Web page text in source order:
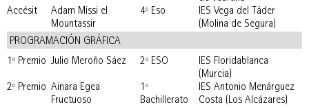
Accésit
Adam Missi el
Mountassir
4º Eso
IES Vega del Táder
(Molina de Segura)
PROGRAMACIÓN GRÁFICA
1º Premio Julio Meroño Sáez 2º ESO
IES Floridablanca
(Murcia)
2º Premio Ainara Egea
Fructuoso
1º
Bachillerato
IES Antonio Menárguez
Costa (Los Alcázares)